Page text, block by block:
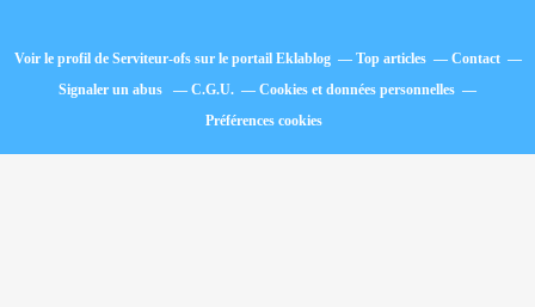
Voir le profil de Serviteur-ofssur le portail Eklablog Top articles
Contact
Signaler un abus
C.G.U.
Cookies et données personnelles
Préférences cookies